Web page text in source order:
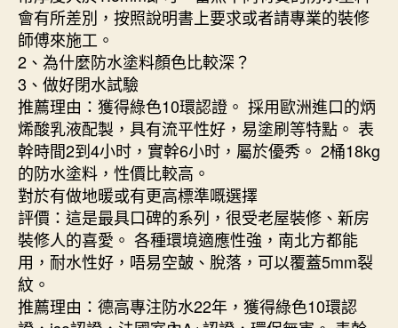
會有所差別，按照說明書上要求或者請專業的裝修
師傅來施工。
2、為什麼防水塗料顏色比較深？
3、做好閉水試驗
推薦理由：獲得綠色10環認證。 採用歐洲進口的炳
烯酸乳液配製，具有流平性好，易塗刷等特點。 表
幹時間2到4小时，實幹6小时，屬於優秀。 2桶18kg
的防水塗料，性價比較高。
對於有做地暖或有更高標準嘅選擇
評價：這是最具口碑的系列，很受老屋裝修、新房
裝修人的喜愛。 各種環境適應性強，南北方都能
用，耐水性好，唔易空皷、脫落，可以覆蓋5mm裂
紋。
推薦理由：德高專注防水22年，獲得綠色10環認